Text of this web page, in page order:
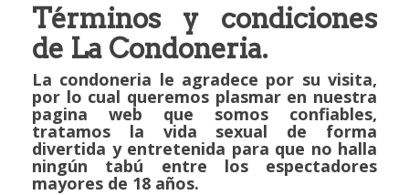
Términos y condiciones
de La Condoneria.
La condoneria le agradece por su visita,
por lo cual queremos plasmar en nuestra
pagina web que somos confiables,
tratamos la vida sexual de forma
divertida y entretenida para que no halla
ningún tabú entre los espectadores
mayores de 18 años.